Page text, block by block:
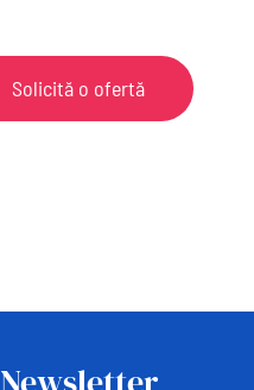
Solicită o ofertă